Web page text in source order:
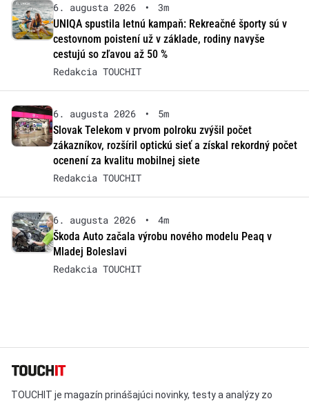
6. augusta 2026 •
3m
UNIQA spustila letnú kampaň: Rekreačné športy sú v
cestovnom poistení už v základe, rodiny navyše
cestujú so zľavou až 50 %
Redakcia TOUCHIT
6. augusta 2026 •
5m
Slovak Telekom v prvom polroku zvýšil počet
zákazníkov, rozšíril optickú sieť a získal rekordný počet
ocenení za kvalitu mobilnej siete
Redakcia TOUCHIT
6. augusta 2026 •
4m
Škoda Auto začala výrobu nového modelu Peaq v
Mladej Boleslavi
Redakcia TOUCHIT
TOUCHIT je magazín prinášajúci novinky, testy a analýzy zo